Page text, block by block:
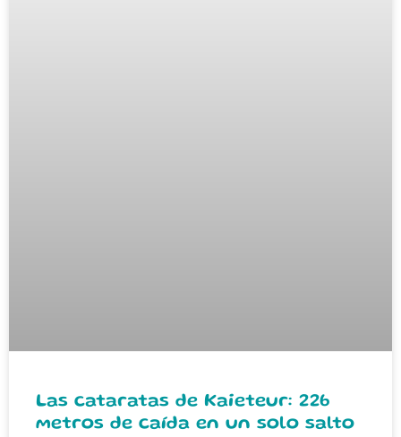
Las cataratas de Kaieteur: 226
metros de caída en un solo salto